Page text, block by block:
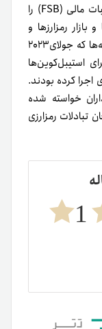
علاوه‌بر‌این، اتحادیه اروپا توصیه‌های هیئت ثبات مالی (FSB) را
رمزارزها و
ها» تأیید کرده است. این توصیه‌ها که جولای۲۰۲۳
برای استیبل‌کوین‌ها
اجرا کرده بودند.
خواسته شده
تبادلات رمزارزی
1